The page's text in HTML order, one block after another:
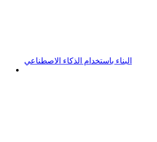
البناء باستخدام الذكاء الاصطناعي